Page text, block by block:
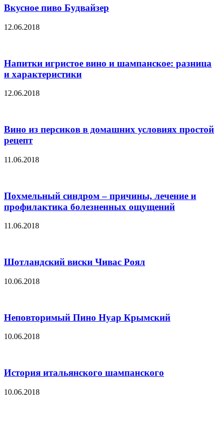
Вкусное пиво Будвайзер
12.06.2018
Напитки игристое вино и шампанское: разница
и характеристики
12.06.2018
Вино из персиков в домашних условиях простой
рецепт
11.06.2018
Похмельный синдром – причины, лечение и
профилактика болезненных ощущений
11.06.2018
Шотландский виски Чивас Роял
10.06.2018
Неповторимый Пино Нуар Крымский
10.06.2018
История итальянского шампанского
10.06.2018